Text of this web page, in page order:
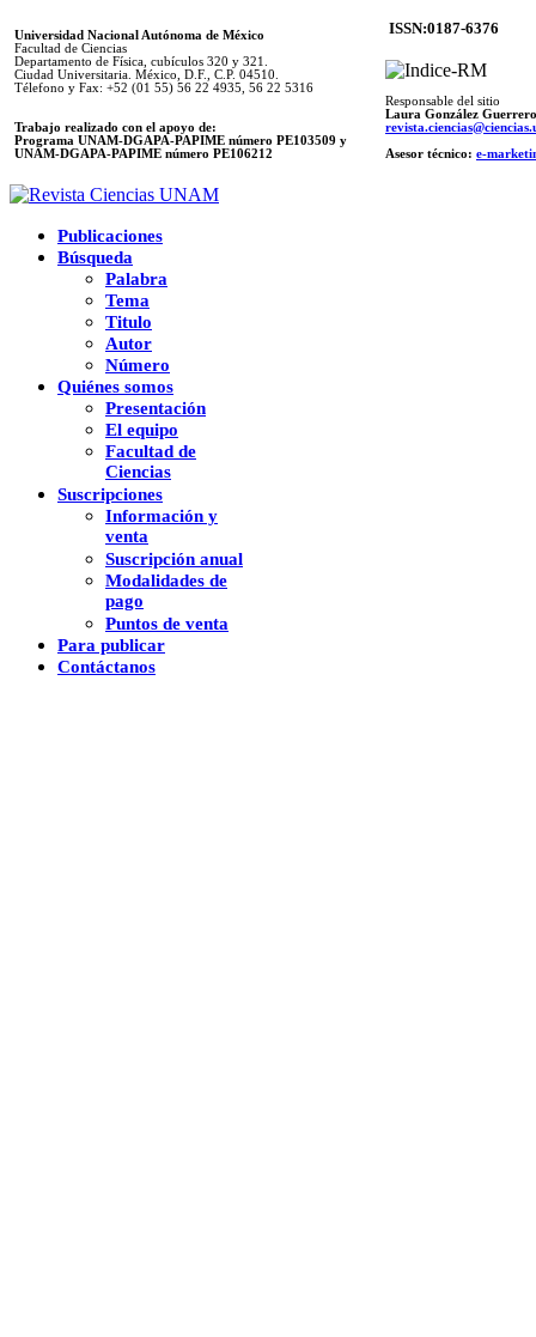
Universidad Nacional Autónoma de México
Facultad de Ciencias
Departamento de Física, cubículos 320 y 321.
Ciudad Universitaria. México, D.F., C.P. 04510.
Télefono y Fax: +52 (01 55) 56 22 4935, 56 22 5316
Trabajo realizado con el apoyo de:
Programa UNAM-DGAPA-PAPIME número PE103509 y
UNAM-DGAPA-PAPIME número PE106212
ISSN:0187-6376
Responsable del sitio
Laura González Guerrero
Asesor técnico: e-
Publicaciones
Búsqueda
Palabra
Tema
Titulo
Autor
Número
Quiénes somos
Presentación
El equipo
Facultad de
Ciencias
Suscripciones
Información y
venta
Suscripción anual
Modalidades de
pago
Puntos de venta
Para publicar
Contáctanos